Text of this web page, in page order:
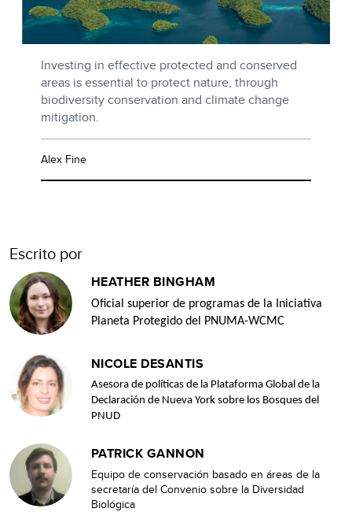
Investing in effective protected and conserved
areas is essential to protect nature, through
biodiversity conservation and climate change
mitigation.
Alex Fine
Escrito por
HEATHER BINGHAM
Oficial superior de programas de la Iniciativa
Planeta Protegido del PNUMA-WCMC
NICOLE DESANTIS
Asesora de políticas de la Plataforma Global de la
Declaración de Nueva York sobre los Bosques del
PNUD
PATRICK GANNON
Equipo de conservación basado en áreas de la
secretaría del Convenio sobre la Diversidad
Biológica